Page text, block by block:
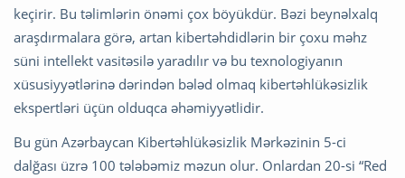
keçirir. Bu təlimlərin önəmi çox böyükdür. Bəzi beynəlxalq
araşdırmalara görə, artan kibertəhdidlərin bir çoxu məhz
süni intellekt vasitəsilə yaradılır və bu texnologiyanın
xüsusiyyətlərinə dərindən bələd olmaq kibertəhlükəsizlik
ekspertləri üçün olduqca əhəmiyyətlidir.
Bu gün Azərbaycan Kibertəhlükəsizlik Mərkəzinin 5-ci
dalğası üzrə 100 tələbəmiz məzun olur. Onlardan 20-si “Red